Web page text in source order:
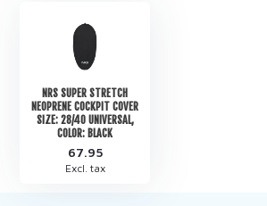
NRS SUPER STRETCH
NEOPRENE COCKPIT COVER
SIZE: 28/40 UNIVERSAL,
COLOR: BLACK
67.95
Excl. tax